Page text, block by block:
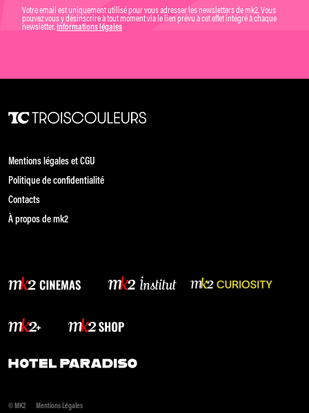
Votre email est uniquement utilisé pour vous adresser les newsletters de mk2. Vous
pouvez vous y désinscrire à tout moment via le lien prévu à cet effet intégré à chaque
newsletter. Informations légales
Mentions légales et CGU
Politique de confidentialité
Contacts
À propos de mk2
© MK2 Mentions Légales